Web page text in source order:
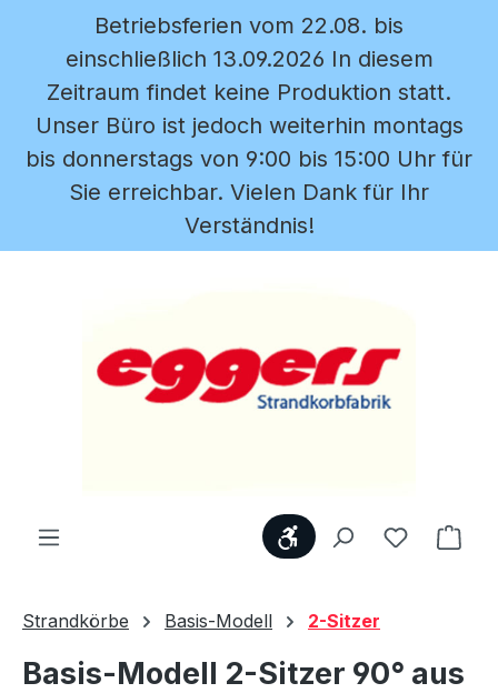
Zum Hauptinhalt springen
Betriebsferien vom 22.08. bis
einschließlich 13.09.2026 In diesem
Zeitraum findet keine Produktion statt.
Unser Büro ist jedoch weiterhin montags
bis donnerstags von 9:00 bis 15:00 Uhr für
Sie erreichbar. Vielen Dank für Ihr
Verständnis!
WerkzeugleisteDu hast 0
Strandkörbe Basis-Modell 2-Sitzer
Basis-Modell 2-Sitzer 90° aus